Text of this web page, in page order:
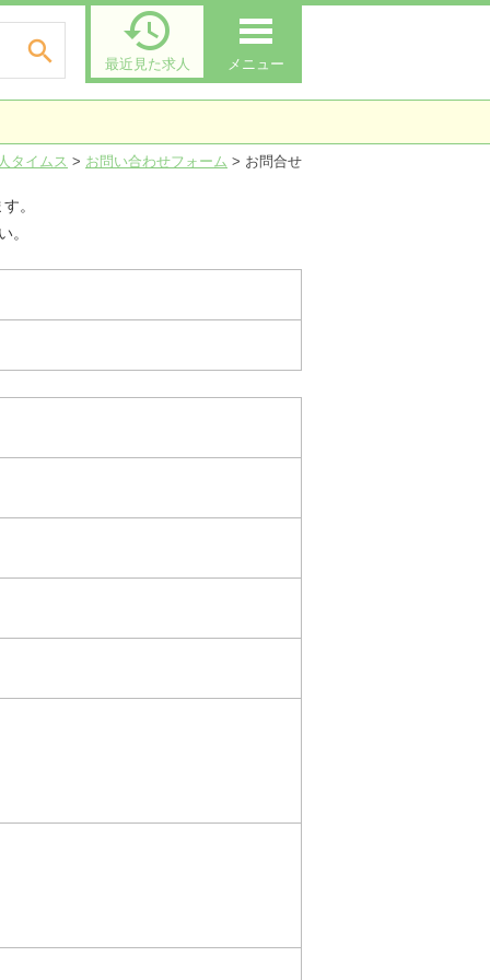
 
最近見た求人 メニュー
タイムス > お問い合わせフォーム > お問合せ
。
。